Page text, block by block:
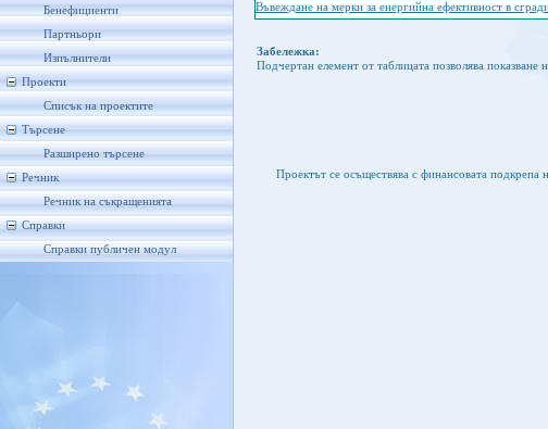
Бенефициенти
Партньори
Изпълнители
Проекти
Списък на проектите
Търсене
Разширено търсене
Речник
Речник на съкращенията
Справки
Справки публичен модул
Въвеждане на мерки за енергийна ефективност в
Забележка:
Подчертан елемент от таблицата позволява показване
Проектът се осъществява с финансовата